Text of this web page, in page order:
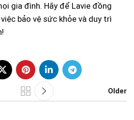
gia đình. Hãy để Lavie đồng
bảo vệ sức khỏe và duy trì
Older